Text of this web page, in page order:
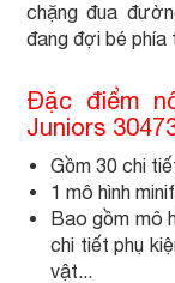
chặng đua
đang đợi bé
Đặc điểm
Juniors
Gồm 30 chi
1 mô hình
Bao gồm mô
chi tiết phụ
vật...